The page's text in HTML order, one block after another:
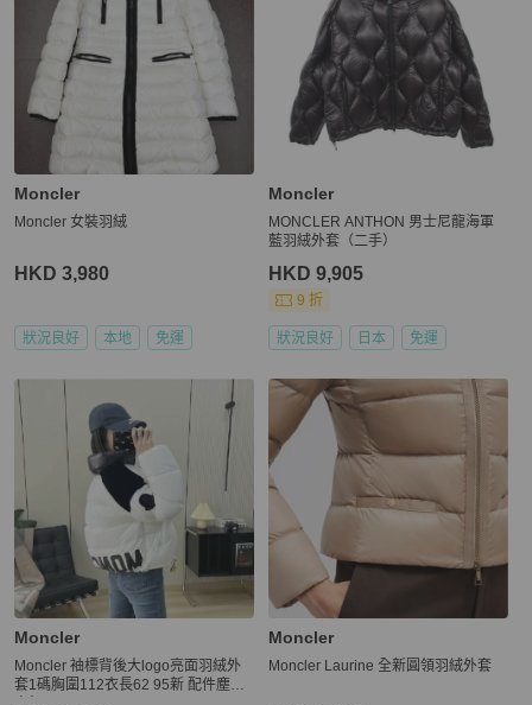
Moncler
Moncler 女裝羽絨
HKD 3,980
狀況良好 本地 免運
Moncler
MONCLER ANTHON 男士尼龍海軍
藍羽絨外套（二手）
HKD 9,905
9 折
狀況良好 日本 免運
Moncler
Moncler 袖標背後大logo亮面羽絨外
套1碼胸圍112衣長62 95新 配件塵袋
Moncler
Moncler Laurine 全新圓領羽絨外套